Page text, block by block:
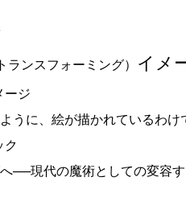
ランスフォーミング） イメ
ージ
うに、絵が描かれているわ
ク
──現代の魔術としての変容